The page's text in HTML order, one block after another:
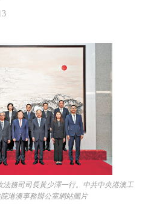
務司司長黃少澤一行。中共中央港澳工
港澳事務辦公室網站圖片